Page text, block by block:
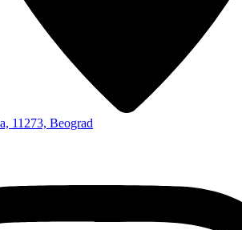
11273, Beograd